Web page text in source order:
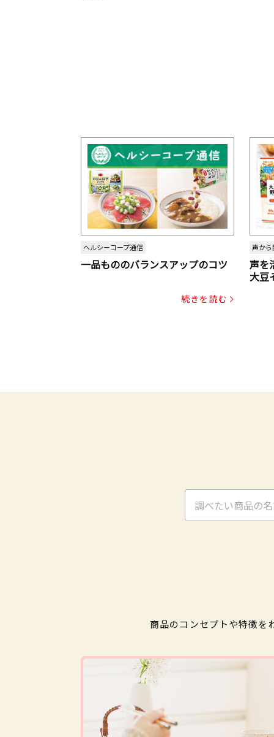
ヘルシーコープ通信
一品もののバランスアップのコツ
続きを読む
声か
声を
大豆
商品のコンセプトや特徴を